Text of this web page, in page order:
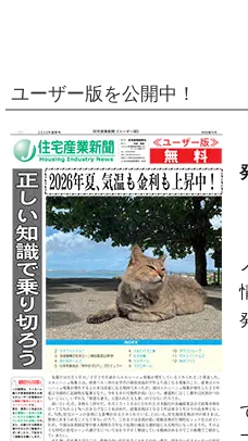
ユーザー版を公開中！